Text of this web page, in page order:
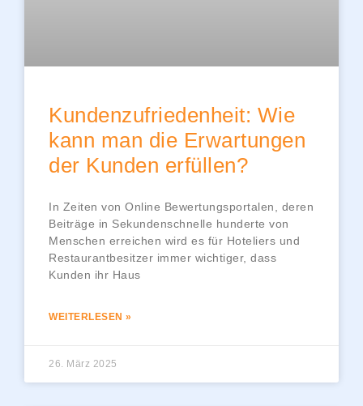
Kundenzufriedenheit: Wie
kann man die Erwartungen
der Kunden erfüllen?
In Zeiten von Online Bewertungsportalen, deren
Beiträge in Sekundenschnelle hunderte von
Menschen erreichen wird es für Hoteliers und
Restaurantbesitzer immer wichtiger, dass
Kunden ihr Haus
WEITERLESEN »
26. März 2025